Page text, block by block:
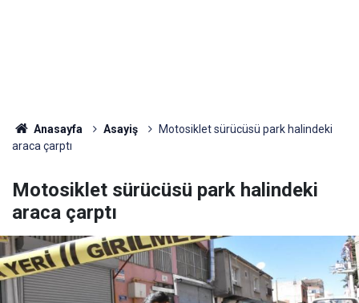
Anasayfa Asayiş
Motosiklet sürücüsü park halindeki
araca çarptı
Motosiklet sürücüsü park halindeki
araca çarptı